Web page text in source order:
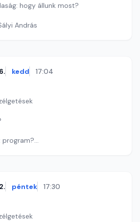
hogy állunk most?
András
kedd 17:04
András
péntek 17:30